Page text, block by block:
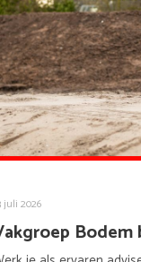
juli 2026